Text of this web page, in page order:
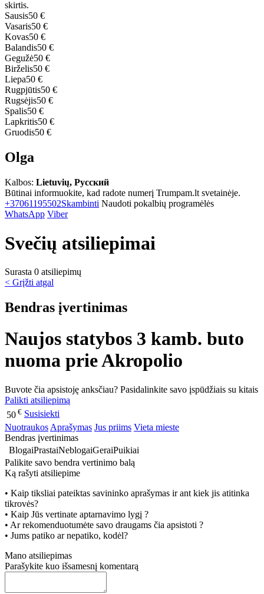
skirtis.
Sausis50 €
Vasaris50 €
Kovas50 €
Balandis50 €
Gegužė50 €
Birželis50 €
Liepa50 €
Rugpjūtis50 €
Rugsėjis50 €
Spalis50 €
Lapkritis50 €
Gruodis50 €
Olga
Kalbos: Lietuvių, Русский
Būtinai informuokite, kad radote numerį Trumpam.lt svetainėje.
+37061195502Skambinti Naudoti pokalbių programėlės
WhatsApp Viber
Svečių atsiliepimai
Surasta 0 atsiliepimų
< Grįžti atgal
Bendras įvertinimas
Naujos statybos 3 kamb. buto
nuoma prie Akropolio
Buvote čia apsistoję anksčiau? Pasidalinkite savo įspūdžiais su kitais
Palikti atsiliepimą
50 € Susisiekti
Nuotraukos Aprašymas Jus priims Vieta mieste
Bendras įvertinimas
BlogaiPrastaiNeblogaiGeraiPuikiai
Palikite savo bendra vertinimo balą
Ką rašyti atsiliepime
• Kaip tiksliai pateiktas savininko aprašymas ir ant kiek jis atitinka
tikrovės?
• Kaip Jūs vertinate aptarnavimo lygį ?
• Ar rekomenduotumėte savo draugams čia apsistoti ?
• Jums patiko ar nepatiko, kodėl?
Mano atsiliepimas
Parašykite kuo išsamesnį komentarą